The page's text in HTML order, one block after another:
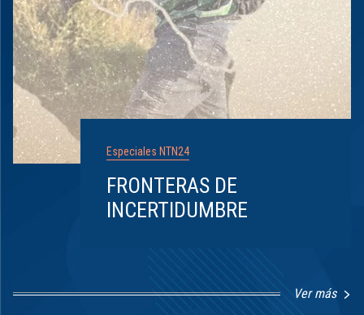
Especiales NTN24
FRONTERAS DE
INCERTIDUMBRE
Ver más